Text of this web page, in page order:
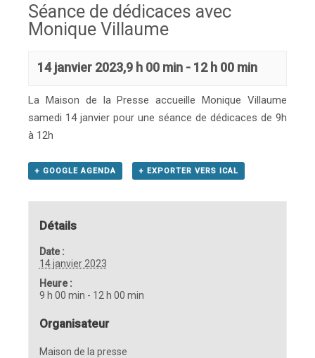
Vie pratique
Loisirs
Tourisme et Mémoire
Séance de dédicaces avec
Monique Villaume
14 janvier 2023,9 h 00 min - 12 h 00 min
La Maison de la Presse accueille Monique Villaume
samedi 14 janvier pour une séance de dédicaces de 9h
à 12h
+ GOOGLE AGENDA + EXPORTER VERS ICAL
Détails
Date :
14 janvier 2023
Heure :
9 h 00 min - 12 h 00 min
Organisateur
Maison de la presse